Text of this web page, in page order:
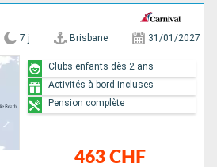
7 j Brisbane 31/01/2027
463 CHF
Clubs enfants dès 2 ans
Activités à bord incluses
Pension complète